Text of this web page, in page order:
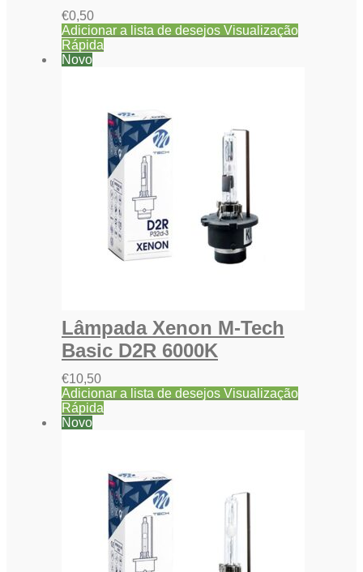
€0,50
Adicionar a lista de desejos Visualização
Rápida
Novo
Lâmpada Xenon M-Tech
Basic D2R 6000K
€10,50
Adicionar a lista de desejos Visualização
Rápida
Novo